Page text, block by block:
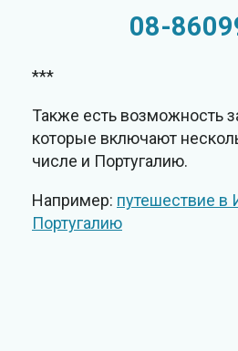
08-
***
Также есть возможность
которые включают
числе и Португалию.
Например: путешествие в
Португалию